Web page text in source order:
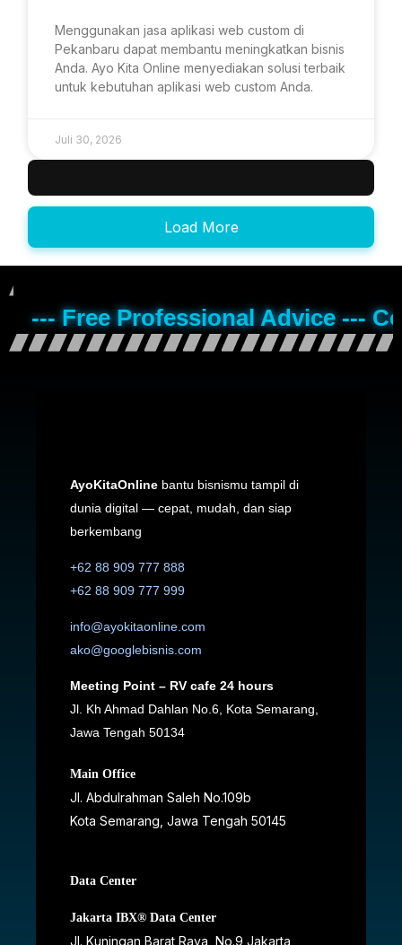
Menggunakan jasa aplikasi web custom di
Pekanbaru dapat membantu meningkatkan bisnis
Anda. Ayo Kita Online menyediakan solusi terbaik
untuk kebutuhan aplikasi web custom Anda.
Juli 30, 2026
Load More
--- Free Professional Advice ---
AyoKitaOnlinebantu bisnismu tampil di
dunia digital — cepat, mudah, dan siap
berkembang
+62 88 909 777 888
+62 88 909 777 999
info@ayokitaonline.com
ako@googlebisnis.com
Meeting Point – RV cafe 24 hours
Jl. Kh Ahmad Dahlan No.6, Kota Semarang,
Jawa Tengah 50134
Main Office
Jl. Abdulrahman Saleh No.109b
Kota Semarang, Jawa Tengah 50145
Data Center
Jakarta IBX® Data Center
JI. Kuningan Barat Raya, No.9 Jakarta,